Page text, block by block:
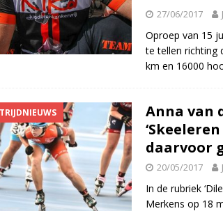
27/06/2017
Oproep van 15
te tellen richting
km en 16000
Anna van
daarvoor
20/05/2017
In de rubriek
Merkens op 18